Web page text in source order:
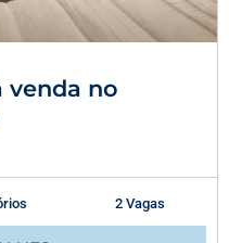
venda no
2 Vagas